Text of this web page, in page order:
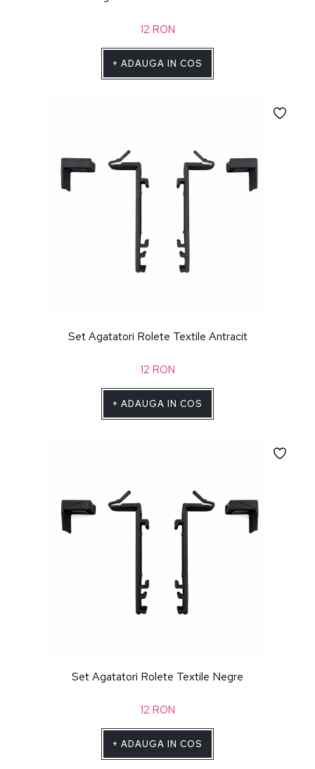
12 RON
+ ADAUGA IN COS
Set Agatatori Rolete Textile Antracit
12 RON
+ ADAUGA IN COS
Set Agatatori Rolete Textile Negre
12 RON
+ ADAUGA IN COS